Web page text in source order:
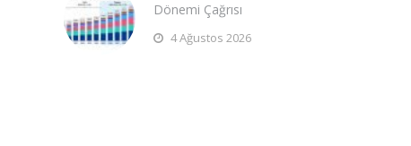
Dönemi Çağrısı
4 Ağustos 2026